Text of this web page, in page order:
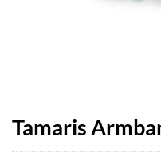
Tamaris